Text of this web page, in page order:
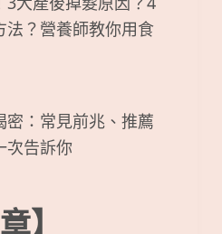
？營養師教你用食
：常見前兆、推薦
次告訴你